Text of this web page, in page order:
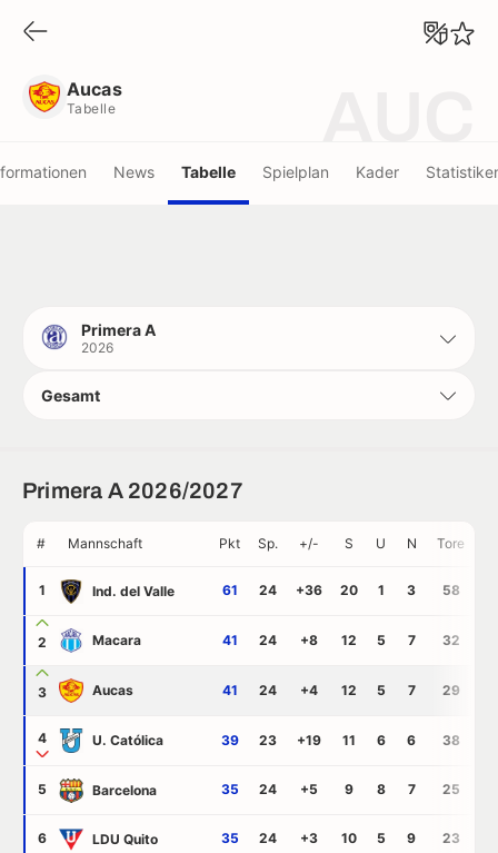
Aucas
Tabelle
News Tabelle Spielplan Kader
Primera A
2026
Gesamt
Primera A 2026/2027
# Mannschaft Pkt Sp. +/- S U N Tore
1 Ind. del Valle 61 24 +36 20 1 3 58
2 Macara 41 24 +8 12 5 7 32
3 Aucas 41 24 +4 12 5 7 29
4 U. Católica 39 23 +19 11 6 6 38
5 Barcelona 35 24 +5 9 8 7 25
6 LDU Quito 35 24 +3 10 5 9 23